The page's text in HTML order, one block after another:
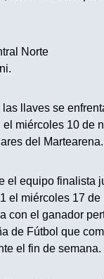
Norte
llaves se
el miércoles 10 de
del Martearena.
el equipo finalista
el miércoles 17 de
con el ganador
de Fútbol que
el fin de semana.